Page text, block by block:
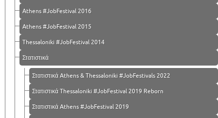
Athens #JobFestival 2016
Athens #JobFestival 2015
Thessaloniki #JobFestival 2014
Στατιστικά
Στατιστικά Athens & Thessaloniki #JobFestivals 2022
Στατιστικά Thessaloniki #JobFestival 2019 Reborn
Στατιστικά Athens #JobFestival 2019